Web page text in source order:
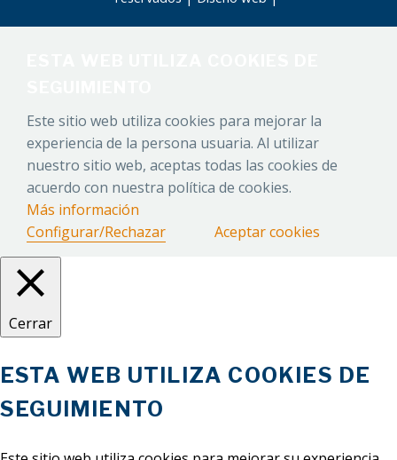
Este sitio web utiliza cookies para mejorar la
experiencia de la persona usuaria. Al utilizar
nuestro sitio web, aceptas todas las cookies de
acuerdo con nuestra política de cookies.
Más información
Configurar/Rechazar
Aceptar cookies
Cerrar
ESTA WEB UTILIZA COOKIES DE
SEGUIMIENTO